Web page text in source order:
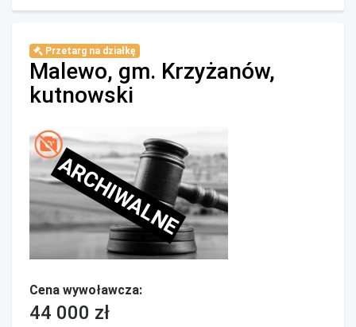
Przetarg na działkę
Malewo, gm. Krzyżanów,
kutnowski
ARCHIWALNE
Cena wywoławcza:
44 000 zł